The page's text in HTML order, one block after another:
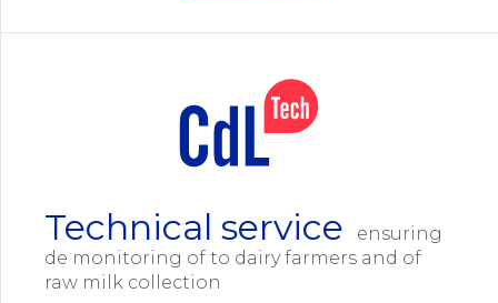
Technical service
ensuring
de monitoring of to dairy farmers and of
raw milk collection